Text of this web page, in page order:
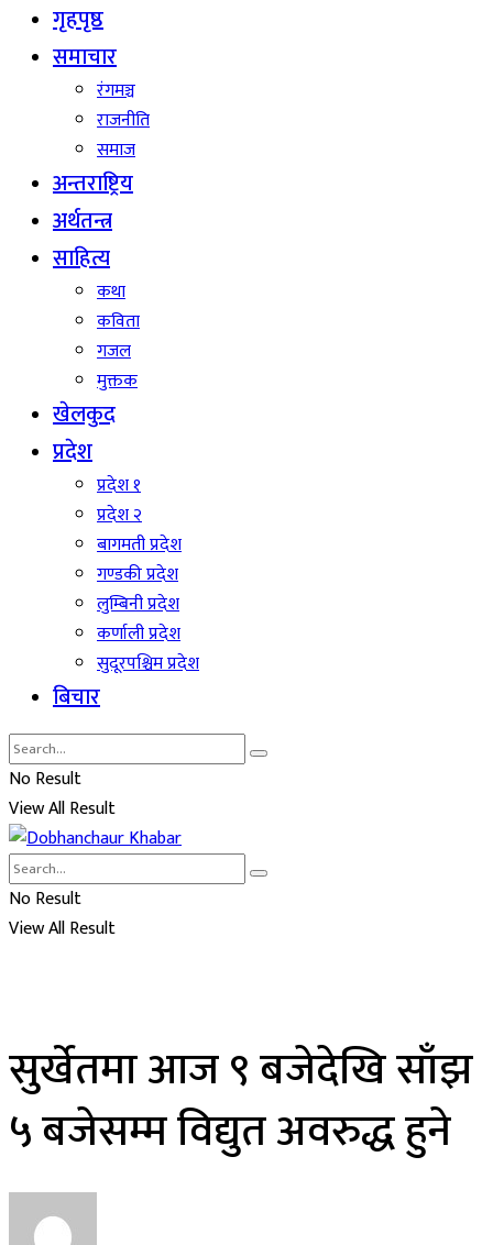
गृहपृष्ठ
समाचार
रंगमञ्च
राजनीति
समाज
अन्तराष्ट्रिय
अर्थतन्त्र
साहित्य
कथा
कविता
गजल
मुक्तक
खेलकुद
प्रदेश
प्रदेश १
प्रदेश २
बागमती प्रदेश
गण्डकी प्रदेश
लुम्बिनी प्रदेश
कर्णाली प्रदेश
सुदूरपश्चिम प्रदेश
बिचार
No Result
View All Result
No Result
View All Result
सुर्खेतमा आज ९ बजेदेखि साँझ
५ बजेसम्म विद्युत अवरुद्ध हुने